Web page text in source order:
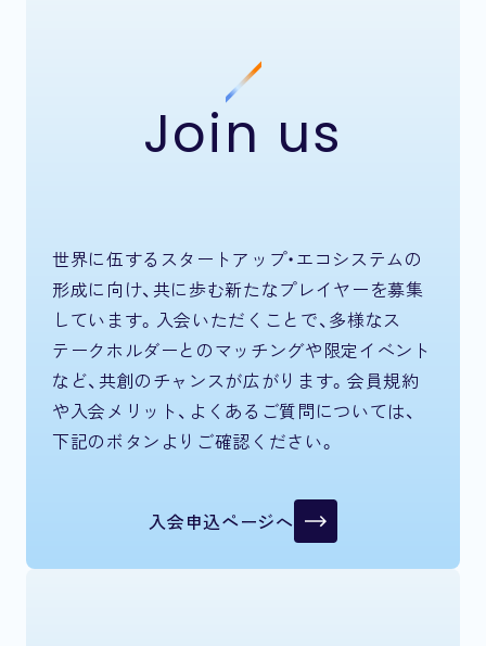
Join us
世界に伍するスタートアップ・エコシステムの
形成に向け、共に歩む新たなプレイヤーを募集
しています。入会いただくことで、多様なス
テークホルダーとのマッチングや限定イベント
など、共創のチャンスが広がります。会員規約
や入会メリット、よくあるご質問については、
下記のボタンよりご確認ください。
入会申込ページへ